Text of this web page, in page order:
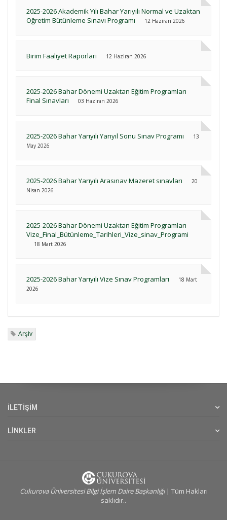
2025-2026 Akademik Yılı Bahar Yarıyılı Normal ve Uzaktan
Öğretim Bütünleme Sınavı Programı
12 Haziran 2026
Birim Faaliyet Raporları 12 Haziran 2026
2025-2026 Bahar Dönemi Uzaktan Eğitim Programları
Final Sınavları
03 Haziran 2026
2025-2026 Bahar Yarıyılı Yarıyıl Sonu Sınav Programı
13
May 2026
2025-2026 Bahar Yarıyılı Arasınav Mazeret sınavları
20
Nisan 2026
2025-2026 Bahar Dönemi Uzaktan Eğitim Programları
Vize_Final_Bütünleme_Tarihleri_Vize_sinav_Programi
18 Mart 2026
2025-2026 Bahar Yarıyılı Vize Sınav Programları
18 Mart
2026
Arşiv
İLETİŞİM
LİNKLER
Cukurova Üniversitesi Bilgi İşlem Daire Başkanlığı| Tüm Hakları
saklıdır..